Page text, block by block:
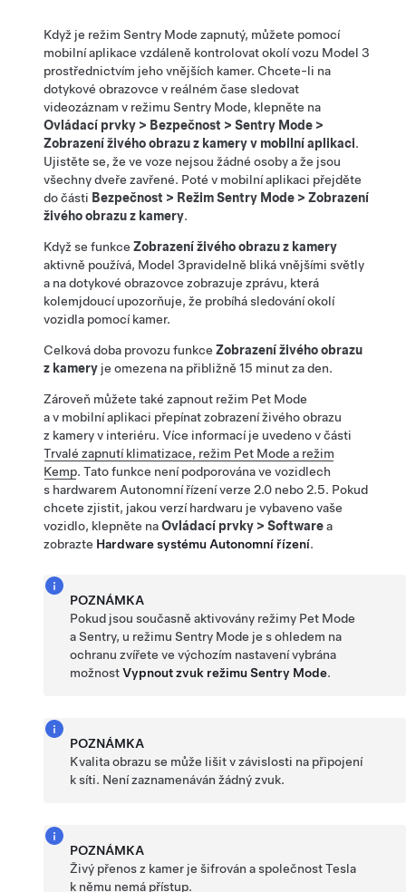
Když je režim Sentry Mode zapnutý, můžete pomocí
mobilní aplikace vzdáleně kontrolovatokolí vozu Model 3
prostřednictvím jeho vnějších kamer. Chcete-li na
dotykové obrazovce v reálném čase sledovat
videozáznam v režimu Sentry Mode, klepněte na
Ovládací prvky > Bezpečnost > Sentry Mode >
Zobrazení živého obrazu z kamery v mobilní aplikaci.
Ujistěte se, že ve voze nejsou žádné osoby a že jsou
všechny dveře zavřené. Poté v mobilní aplikaci přejděte
do části Bezpečnost > Režim Sentry Mode > Zobrazení
živého obrazu z kamery.
Když se funkce Zobrazení živého obrazu z kamery
aktivně používá, Model 3pravidelně bliká vnějšími světly
a na dotykové obrazovce zobrazuje zprávu, která
kolemjdoucí upozorňuje, že probíhá sledováníokolí
vozidla pomocí kamer.
Celková doba provozu funkce Zobrazení živého obrazu
z kamery je omezena na přibližně 15 minutza den.
Zároveň můžete také zapnout režim Pet Mode
a v mobilní aplikaci přepínat zobrazení živého obrazu
z kamery v interiéru. Více informací je uvedeno v části
Trvalé zapnutí klimatizace, režim Pet Mode a režim
Kemp. Tato funkce není podporována ve vozidlech
s hardwarem Autonomní řízeníverze 2.0 nebo 2.5. Pokud
chcete zjistit, jakou verzí hardwaru je vybaveno vaše
vozidlo, klepněte naOvládací prvky > Softwarea
zobrazte Hardware systému Autonomní řízení.
POZNÁMKA
Pokud jsou současně aktivovány režimy Pet Mode
a Sentry, u režimu Sentry Mode je s ohledem na
ochranu zvířete ve výchozím nastavení vybrána
možnostVypnout zvuk režimu Sentry Mode.
POZNÁMKA
Kvalita obrazu se může lišit v závislosti na připojení
k síti. Není zaznamenáván žádný zvuk.
POZNÁMKA
Živý přenos z kamer je šifrován a společnost Tesla
k němu nemá přístup.